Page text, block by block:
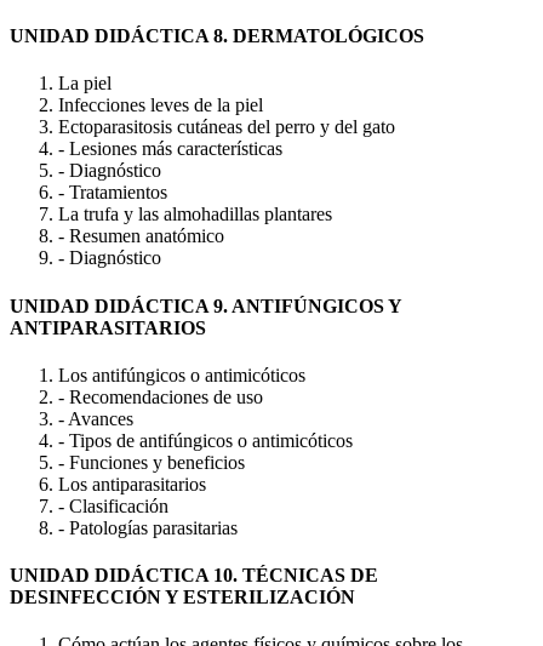
UNIDAD DIDÁCTICA 8. DERMATOLÓGICOS
La piel
Infecciones leves de la piel
Ectoparasitosis cutáneas del perro y del gato
- Lesiones más características
- Diagnóstico
- Tratamientos
La trufa y las almohadillas plantares
- Resumen anatómico
- Diagnóstico
UNIDAD DIDÁCTICA 9. ANTIFÚNGICOS Y
ANTIPARASITARIOS
Los antifúngicos o antimicóticos
- Recomendaciones de uso
- Avances
- Tipos de antifúngicos o antimicóticos
- Funciones y beneficios
Los antiparasitarios
- Clasificación
- Patologías parasitarias
UNIDAD DIDÁCTICA 10. TÉCNICAS DE
DESINFECCIÓN Y ESTERILIZACIÓN